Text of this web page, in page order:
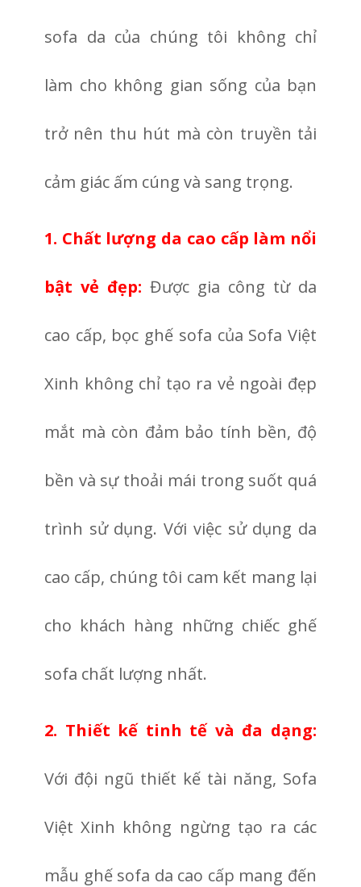
sofa da của chúng tôi không chỉ
làm cho không gian sống của bạn
trở nên thu hút mà còn truyền tải
cảm giác ấm cúng và sang trọng.
1. Chất lượng da cao cấp làm nổi
bật vẻ đẹp: Được gia công từ da
cao cấp, bọc ghế sofa của Sofa Việt
Xinh không chỉ tạo ra vẻ ngoài đẹp
mắt mà còn đảm bảo tính bền, độ
bền và sự thoải mái trong suốt quá
trình sử dụng. Với việc sử dụng da
cao cấp, chúng tôi cam kết mang lại
cho khách hàng những chiếc ghế
sofa chất lượng nhất.
2. Thiết kế tinh tế và đa dạng:
Với đội ngũ thiết kế tài năng, Sofa
Việt Xinh không ngừng tạo ra các
mẫu ghế sofa da cao cấp mang đến